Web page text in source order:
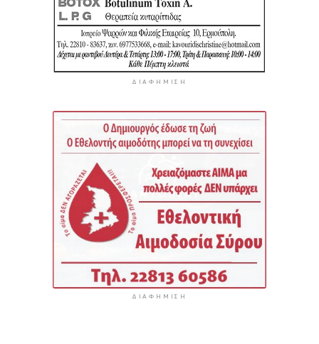
ΔΙΑΦΉΜΙΣΗ
ΔΙΑΦΉΜΙΣΗ